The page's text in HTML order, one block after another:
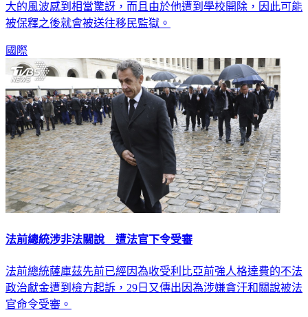
大的風波感到相當驚訝，而且由於他遭到學校開除，因此可能
被保釋之後就會被送往移民監獄。
國際
法前總統涉非法關說 遭法官下令受審
法前總統薩庫茲先前已經因為收受利比亞前強人格達費的不法
政治獻金遭到檢方起訴，29日又傳出因為涉嫌貪汙和關說被法
官命令受審。